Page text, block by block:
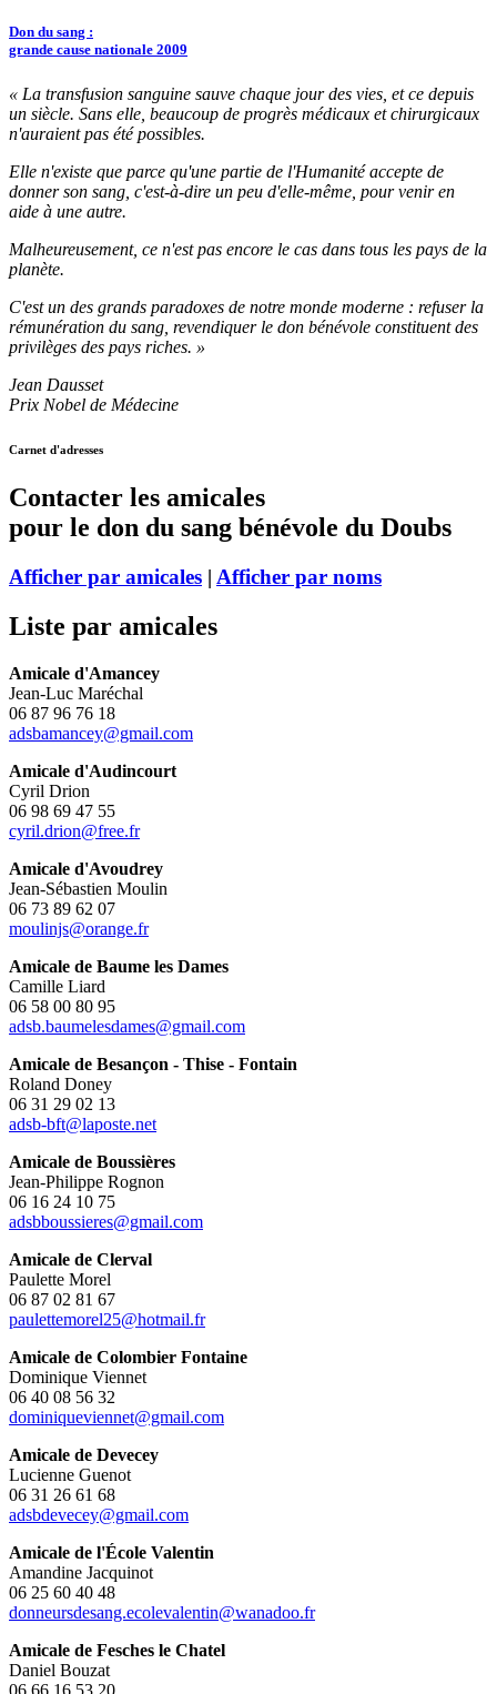
Don du sang :
grande cause nationale 2009
« La transfusion sanguine sauve chaque jour des vies, et ce depuis
un siècle. Sans elle, beaucoup de progrès médicaux et chirurgicaux
n'auraient pas été possibles.
Elle n'existe que parce qu'une partie de l'Humanité accepte de
donner son sang, c'est-à-dire un peu d'elle-même, pour venir en
aide à une autre.
Malheureusement, ce n'est pas encore le cas dans tous les pays de la
planète.
C'est un des grands paradoxes de notre monde moderne : refuser la
rémunération du sang, revendiquer le don bénévole constituent des
privilèges des pays riches. »
Jean Dausset
Prix Nobel de Médecine
Carnet d'adresses
Contacter les amicales
pour le don du sang bénévole du Doubs
Afficher par amicales | Afficher par noms
Liste par amicales
Amicale d'Amancey
Jean-Luc Maréchal
06 87 96 76 18
adsbamancey@gmail.com
Amicale d'Audincourt
Cyril Drion
06 98 69 47 55
cyril.drion@free.fr
Amicale d'Avoudrey
Jean-Sébastien Moulin
06 73 89 62 07
moulinjs@orange.fr
Amicale de Baume les Dames
Camille Liard
06 58 00 80 95
adsb.baumelesdames@gmail.com
Amicale de Besançon - Thise - Fontain
Roland Doney
06 31 29 02 13
adsb-bft@laposte.net
Amicale de Boussières
Jean-Philippe Rognon
06 16 24 10 75
adsbboussieres@gmail.com
Amicale de Clerval
Paulette Morel
06 87 02 81 67
paulettemorel25@hotmail.fr
Amicale de Colombier Fontaine
Dominique Viennet
06 40 08 56 32
dominiqueviennet@gmail.com
Amicale de Devecey
Lucienne Guenot
06 31 26 61 68
adsbdevecey@gmail.com
Amicale de l'École Valentin
Amandine Jacquinot
06 25 60 40 48
donneursdesang.ecolevalentin@wanadoo.fr
Amicale de Fesches le Chatel
Daniel Bouzat